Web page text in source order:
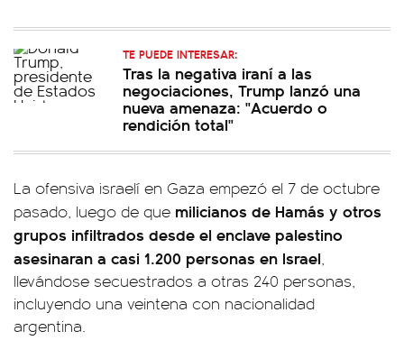
TE PUEDE INTERESAR:
Tras la negativa iraní a las
negociaciones, Trump lanzó una
nueva amenaza: "Acuerdo o
rendición total"
La ofensiva israelí en Gaza empezó el 7 de octubre
pasado, luego de que milicianos de Hamás y otros
grupos infiltrados desde el enclave palestino
asesinaran a casi 1.200 personas en Israel,
llevándose secuestrados a otras 240 personas,
incluyendo una veintena con nacionalidad
argentina.